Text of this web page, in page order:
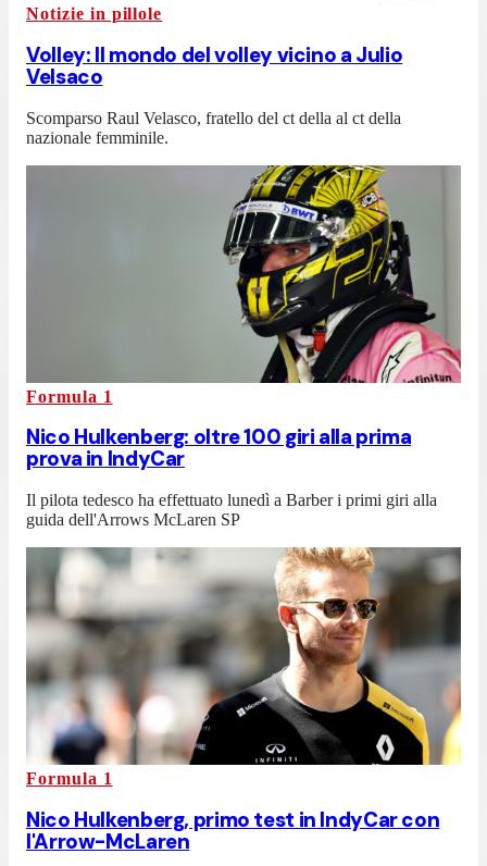
Notizie in pillole
Volley: Il mondo del volley vicino a Julio
Velsaco
Scomparso Raul Velasco, fratello del ct della al ct della
nazionale femminile.
Formula 1
Nico Hulkenberg: oltre 100 giri alla prima
prova in IndyCar
Il pilota tedesco ha effettuato lunedì a Barber i primi giri alla
guida dell'Arrows McLaren SP
Formula 1
Nico Hulkenberg, primo test in IndyCar con
l'Arrow-McLaren